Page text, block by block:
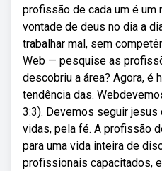
profissão de cada um é um
vontade de deus no dia a
trabalhar mal, sem
Web — pesquise as
descobriu a área? Agora, é
tendência das.
3:3). Devemos seguir
vidas, pela fé. A profissão
para uma vida inteira de
profissionais capacitados,